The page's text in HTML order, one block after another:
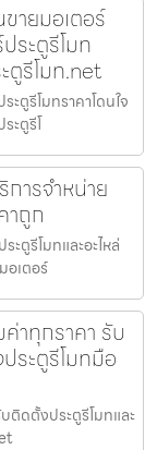
ขายมอเตอร์
ระตูรีโมท
ตูรีโมท.net
ะตูรีโมทราคาโดนใจ
ะตูรีโ
ารจำหน่าย
าถูก
ตูรีโมทและอะไหล่
อเตอร์
าทุกราคา รับ
ระตูรีโมทมือ
ติดตั้งประตูรีโมทและ